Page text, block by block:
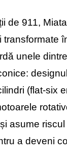
de 911,
transformate
unele dintre
(flat-six
asume
a deveni